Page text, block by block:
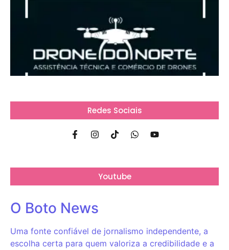
Redes Sociais
Youtube
O Boto News
Uma fonte confiável de jornalismo independente, a
escolha certa para quem valoriza a credibilidade e a